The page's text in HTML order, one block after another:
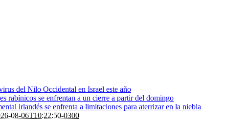
del Nilo Occidental en Israel este año
rabínicos se enfrentan a un cierre a partir del domingo
irlandés se enfrenta a limitaciones para aterrizar en la niebla
08-06T10:22:50-0300